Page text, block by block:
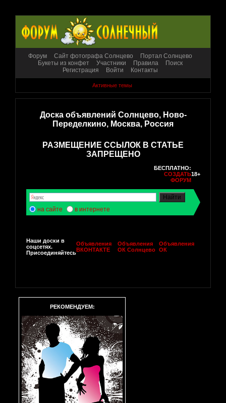
Форум Сайт фотографа Солнцево
Портал Солнцево
Букеты из конфет
Участники Правила
Поиск
Регистрация
Войти Контакты
Активные темы
Доска объявлений Солнцево, Ново-
Переделкино, Москва, Россия
РАЗМЕЩЕНИЕ ССЫЛОК В СТАТЬЕ
ЗАПРЕЩЕНО
БЕСПЛАТНО:
СОЗДАТЬ
ФОРУМ
18+
на сайте в интернете
Наши доски в
соцсетях.
Присоединяйтесь
Объявления
ВКОНТАКТЕ
Объявления
ОК Солнцево
Объявления
ОК
РЕКОМЕНДУЕМ: